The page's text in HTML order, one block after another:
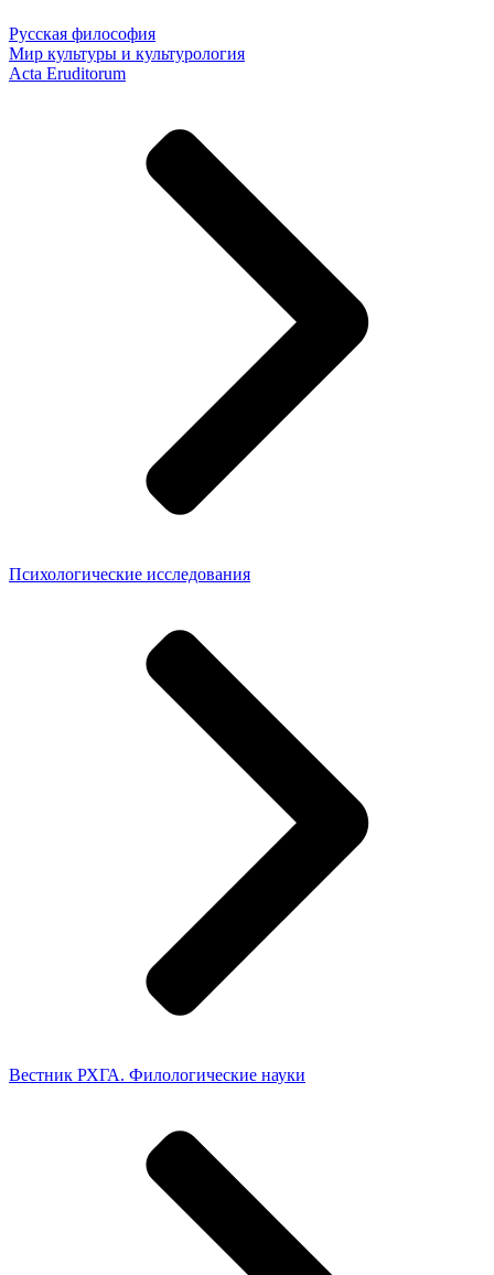
Русская философия
Мир культуры и культурология
Acta Eruditorum
Психологические исследования
Вестник РХГА. Филологические науки